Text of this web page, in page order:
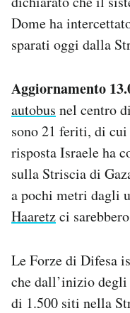
Dome ha
sparati oggi dalla
Aggiornamento
autobus nel centro
sono 21 feriti, di
risposta Israele ha
sulla Striscia di
a pochi metri dagli
Haaretzci
Le Forze di Difesa
che dall’inizio
di 1.500 siti nella